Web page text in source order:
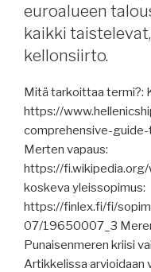
romutus
ei
pohjoisen
hiipuvat
sadassa
euroalueen
kaikki
kellonsiirto.
Mitä tarkoittaa termi?:
https://
comprehensive-
Merten vapaus:
https://
koskeva yleissopimus:
https://finlex.fi/fi/
07/19650007_3
Punaisenmeren kriisi
Artikkelissa arvioidaan